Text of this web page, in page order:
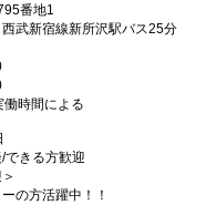
番地1
武新宿線新所沢駅バス25分
時間による
できる方歓迎
の方活躍中！！